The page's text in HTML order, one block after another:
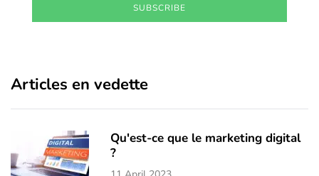
SUBSCRIBE
Articles en vedette
Qu'est-ce que le marketing digital
?